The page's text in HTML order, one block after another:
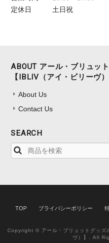
定休日
土日祝
ABOUT アール・ブリュッ
【IBLIV（アイ・ビリーヴ）
About Us
Contact Us
SEARCH
TOP プライバシーポリシー
Copyright © アール・ブリュットグッズ
ヴ）】. All